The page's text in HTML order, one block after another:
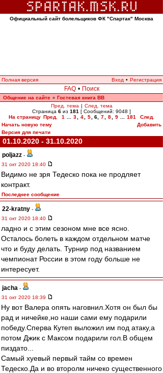
Официальный сайт болельщиков ФК "Спартак" Москва
Полная версия Вход • Регистрация
FAQ • Поиск
Общение на сайте » Гостевая книга ВВ
Пред. тема | След. тема
Страница 6 из 181 [ Сообщений: 9048 ]
На страницу Пред. 1 3 4 5 6 7 8 9 181
След.
Начать новую тему
Добавить
Версия для печати
01.10.2020 - 31.10.2020
poljazz -
31 окт 2020 18:40
Видимо не зря Тедеско пока не продляет
контракт.
Последнее сообщение
22-kratny -
31 окт 2020 18:40
ладно и с этим сезоном мне все ясно.
Осталось болеть в каждом отдельном матче
что и буду делать. Турнир под названием
чемпионат России в этом году больше не
интересует.
jacha -
31 окт 2020 18:39
Ну вот Валера опять наговнил.Хотя он был бы
рад и ничейке,но наши сами ему подарили
победу.Сперва Кутеп выложил им под атаку,а
потом Джик с Максом подарили гол.В общем
пиздато...
Самый хуевый первый тайм со времен
Тедеско.Да и во второлм ничеко существенного